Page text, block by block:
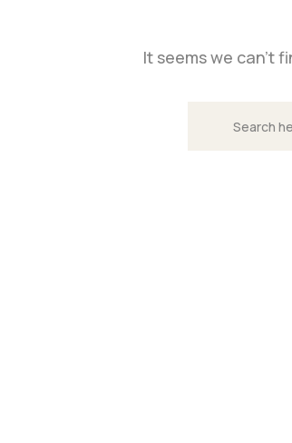
It seems we can’t